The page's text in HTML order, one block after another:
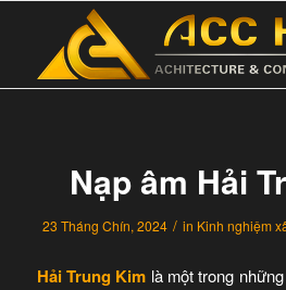
Nạp âm Hải
23 Tháng Chín, 2024 / in Kinh nghiệm
Hải Trung Kim là một trong